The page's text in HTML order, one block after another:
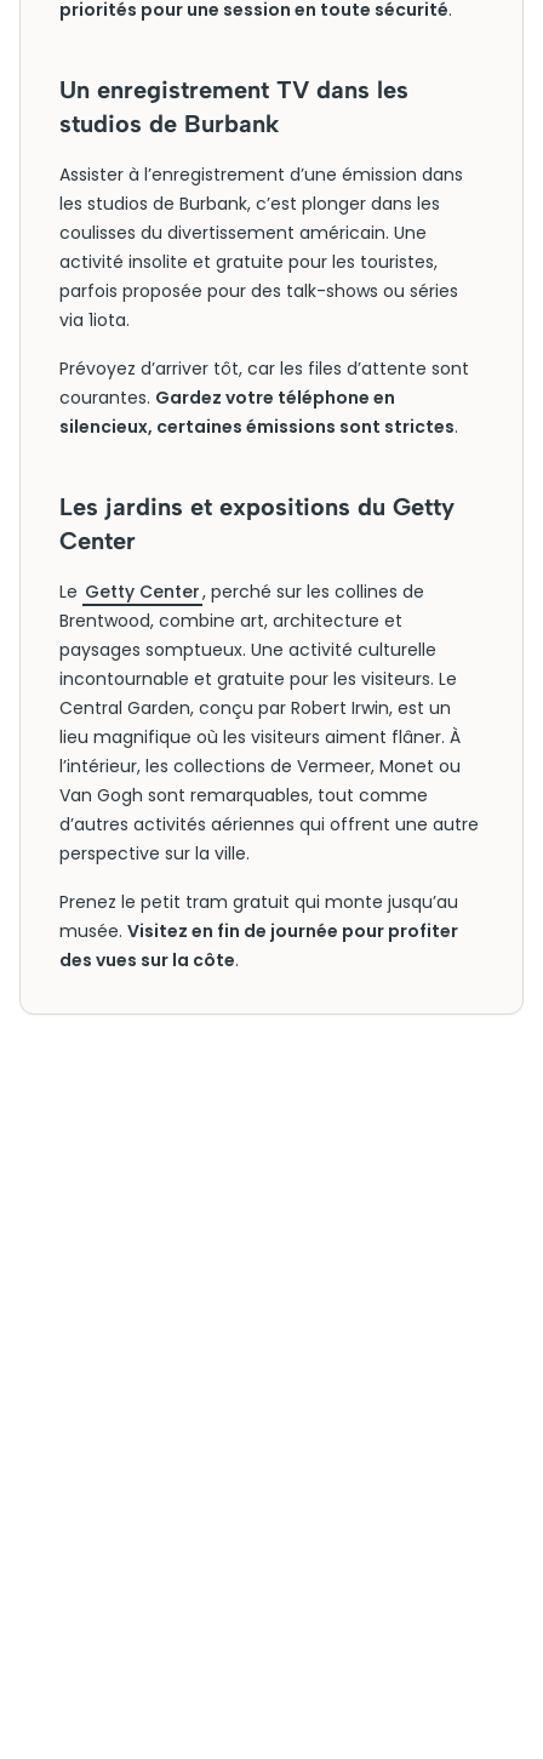
priorités pour une session en toute sécurité.
Un enregistrement TV dans les
studios de Burbank
Assister à l’enregistrement d’une émission dans
les studios de Burbank, c’est plonger dans les
coulisses du divertissement américain. Une
activité insolite et gratuite pour les touristes,
parfois proposée pour des talk-shows ou séries
via 1iota.
Prévoyez d’arriver tôt, car les files d’attente sont
courantes. Gardez votre téléphone en
silencieux, certaines émissions sont strictes.
Les jardins et expositions du Getty
Center
Le Getty Center, perché sur les collines de
Brentwood, combine art, architecture et
paysages somptueux. Une activité culturelle
incontournable et gratuite pour les visiteurs. Le
Central Garden, conçu par Robert Irwin, est un
lieu magnifique où les visiteurs aiment flâner. À
l’intérieur, les collections de Vermeer, Monet ou
Van Gogh sont remarquables, tout comme
d’autres activités aériennes qui offrent une autre
perspective sur la ville.
Prenez le petit tram gratuit qui monte jusqu’au
musée. Visitez en fin de journée pour profiter
des vues sur la côte.